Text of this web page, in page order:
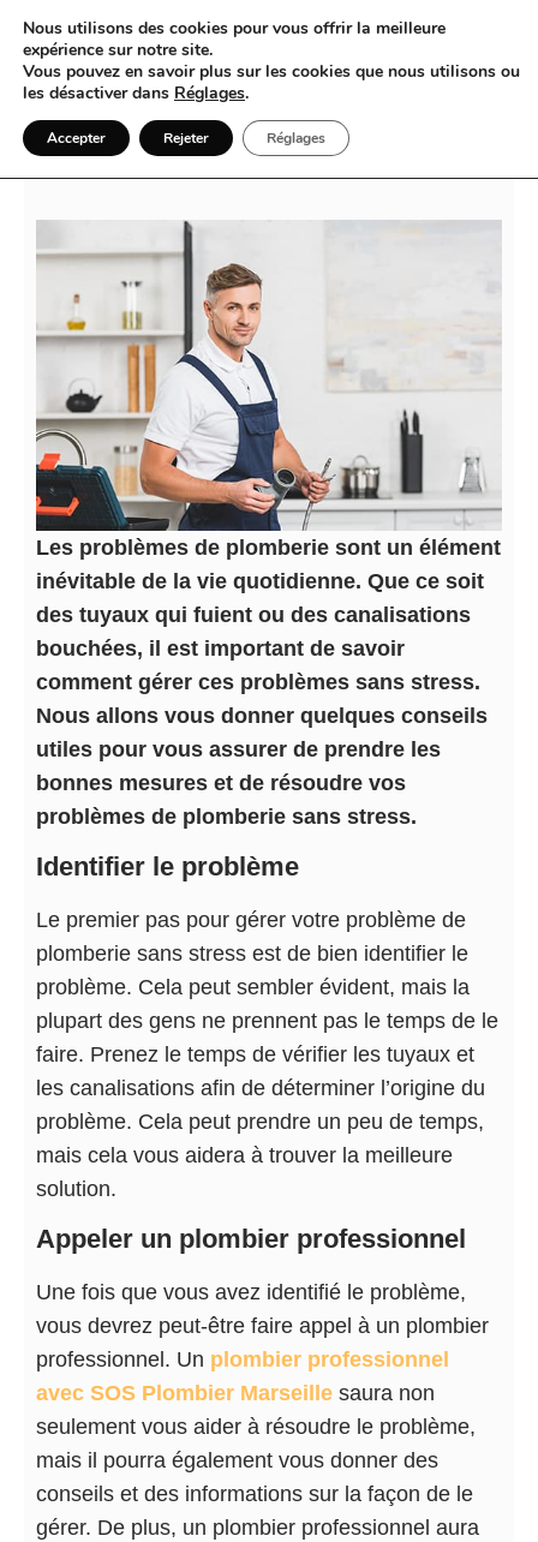
Gérer vos problèmes de plomberie
Les problèmes de plomberie sont un élément
inévitable de la vie quotidienne. Que ce soit
des tuyaux qui fuient ou des canalisations
bouchées, il est important de savoir
comment gérer ces problèmes sans stress.
Nous allons vous donner quelques conseils
utiles pour vous assurer de prendre les
bonnes mesures et de résoudre vos
problèmes de plomberie sans stress.
Identifier le problème
Le premier pas pour gérer votre problème de
plomberie sans stress est de bien identifier le
problème. Cela peut sembler évident, mais la
plupart des gens ne prennent pas le temps de le
faire. Prenez le temps de vérifier les tuyaux et
les canalisations afin de déterminer l’origine du
problème. Cela peut prendre un peu de temps,
mais cela vous aidera à trouver la meilleure
solution.
Appeler un plombier professionnel
Une fois que vous avez identifié le problème,
vous devrez peut-être faire appel à un plombier
professionnel. Un plombier professionnel
avec SOS Plombier Marseille saura non
seulement vous aider à résoudre le problème,
mais il pourra également vous donner des
conseils et des informations sur la façon de le
gérer. De plus, un plombier professionnel aura
Nous utilisons des cookies pour vous offrir la meilleure
expérience sur notre site.
Vous pouvez en savoir plus sur les cookies que nous utilisons ou
les désactiver dans Réglages.
Accepter Rejeter Réglages